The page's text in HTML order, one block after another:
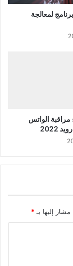
لمعالجة
الواتس
2022
مشار إليها بـ *